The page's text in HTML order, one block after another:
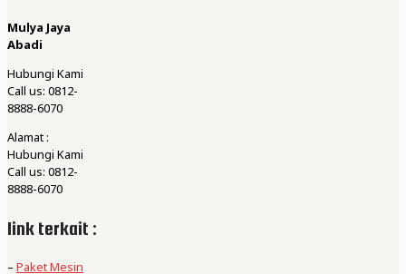
Mulya Jaya
Abadi
Hubungi Kami
Call us: 0812-
8888-6070
Alamat :
Hubungi Kami
Call us: 0812-
8888-6070
link terkait :
– Paket Mesin